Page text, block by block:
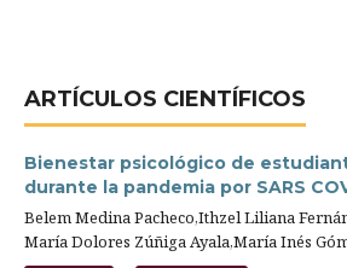
ARTÍ­CULOS CIENTÍFICOS
Bienestar psicológico de
durante la pandemia por SARS
Belem Medina Pacheco,Ithzel Liliana
María Dolores Zúñiga Ayala,María Inés